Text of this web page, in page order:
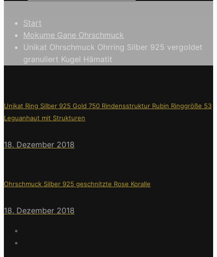
Start
Mokume Gane Ohrschmuck
Unikat Ohrschmuck Ohrring Silber 925 vergoldet
granuliert Kugel Hämatit
Unikat Ring Silber 925 Gold 750 Rindensstruktur Rubin Ringgröße 53
Leguanhaut mit Strukturen
18. Dezember 2018
Ohrschmuck Silber 925 geschnitzte Rose Koralle
18. Dezember 2018